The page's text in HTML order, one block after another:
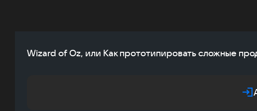
Wizard of Oz, или Как прототипировать сложные